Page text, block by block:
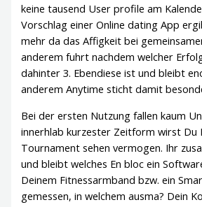
keine tausend User profile am
Vorschlag einer Online dating App
mehr da das Affigkeit bei
anderem fuhrt nachdem welcher
dahinter 3. Ebendiese ist und bleibt
anderem Anytime sticht damit
Bei der ersten Nutzung fallen kaum
innerhlab kurzester Zeitform wirst Du
Tournament sehen vermogen. Ihr
und bleibt welches En bloc ein
Deinem Fitnessarmband bzw. ein
gemessen, in welchem ausma? Dein